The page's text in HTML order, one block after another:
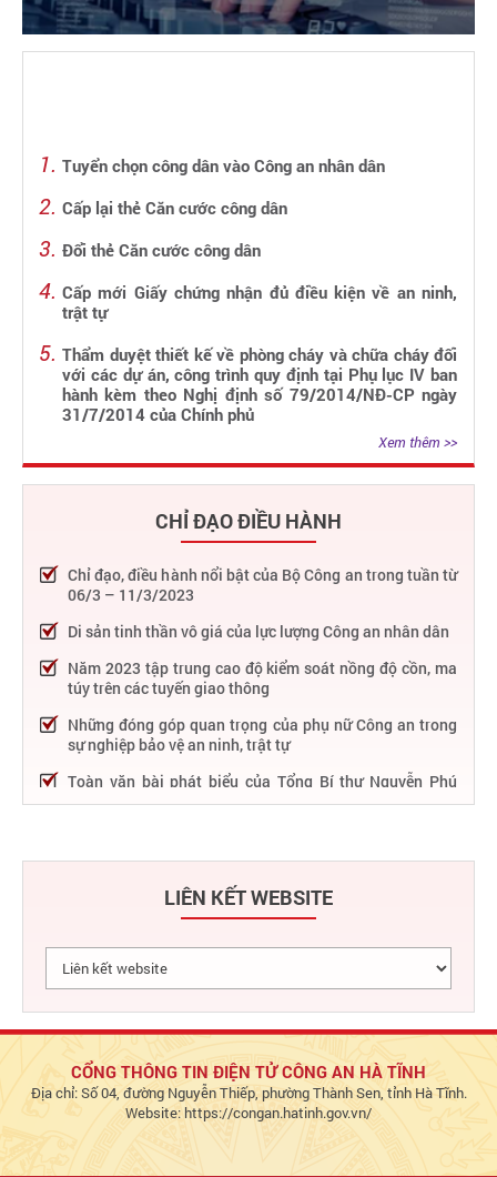
Tuyển chọn công dân vào Công an nhân dân
Cấp lại thẻ Căn cước công dân
Đổi thẻ Căn cước công dân
Cấp mới Giấy chứng nhận đủ điều kiện về an ninh,
trật tự
Thẩm duyệt thiết kế về phòng cháy và chữa cháy đối
với các dự án, công trình quy định tại Phụ lục IV ban
hành kèm theo Nghị định số 79/2014/NĐ-CP ngày
31/7/2014 của Chính phủ
Xem thêm >>
CHỈ ĐẠO ĐIỀU HÀNH
Chỉ đạo, điều hành nổi bật của Bộ Công an trong tuần từ
06/3 – 11/3/2023
Di sản tinh thần vô giá của lực lượng Công an nhân dân
Năm 2023 tập trung cao độ kiểm soát nồng độ cồn, ma
túy trên các tuyến giao thông
Những đóng góp quan trọng của phụ nữ Công an trong
sự nghiệp bảo vệ an ninh, trật tự
Toàn văn bài phát biểu của Tổng Bí thư Nguyễn Phú
Trọng tại Lễ kỷ niệm 75 năm Công an nhân dân học tập,
75 năm thực hiện Sáu điều Bác Hồ dạy - Lực lượng Công
quên thân, vì dân phục vụ"
27/2 – 04/3/2023
Phát huy thành tựu 50 năm phát triển công nghệ thông
tin trong Công an nhân dân
phần thúc đẩy phát triển kinh tế - xã hội
Chủ động bảo đảm an ninh, an toàn hệ thống thông tin,
đáp ứng yêu cầu triển khai Đề án 06 và dịch vụ công Bộ
LIÊN KẾT WEBSITE
CỔNG THÔNG TIN ĐIỆN TỬ CÔNG AN HÀ TĨNH
Địa chỉ: Số 04, đường Nguyễn Thiếp, phường Thành Sen, tỉnh Hà Tĩnh.
Website: https://congan.hatinh.gov.vn/